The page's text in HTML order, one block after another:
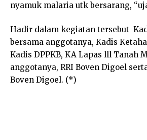
nyamuk malaria utk bersarang,
Hadir dalam kegiatan tersebut
bersama anggotanya, Kadis
Kadis DPPKB, KA Lapas lll Tanah
anggotanya, RRI Boven Digoel
Boven Digoel. (*)